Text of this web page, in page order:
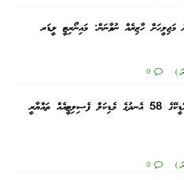
ހާޒިރެއް ނުވާނަން: މައިނޯރިޓީ ލީޑަރ
0
ކޮވިޑަށް ފަރުވާ ދިނުމަށް އޭޑީކޭގެ 58 އެނދުގެ މެޑިކަލް ފެސިލިޓީއެއް ތައްޔާރީ
0